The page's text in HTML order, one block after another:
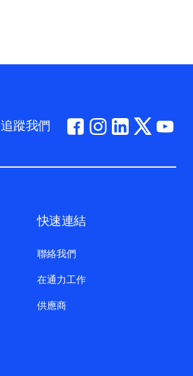
追蹤我們
快速連結
聯絡我們
在通力工作
供應商